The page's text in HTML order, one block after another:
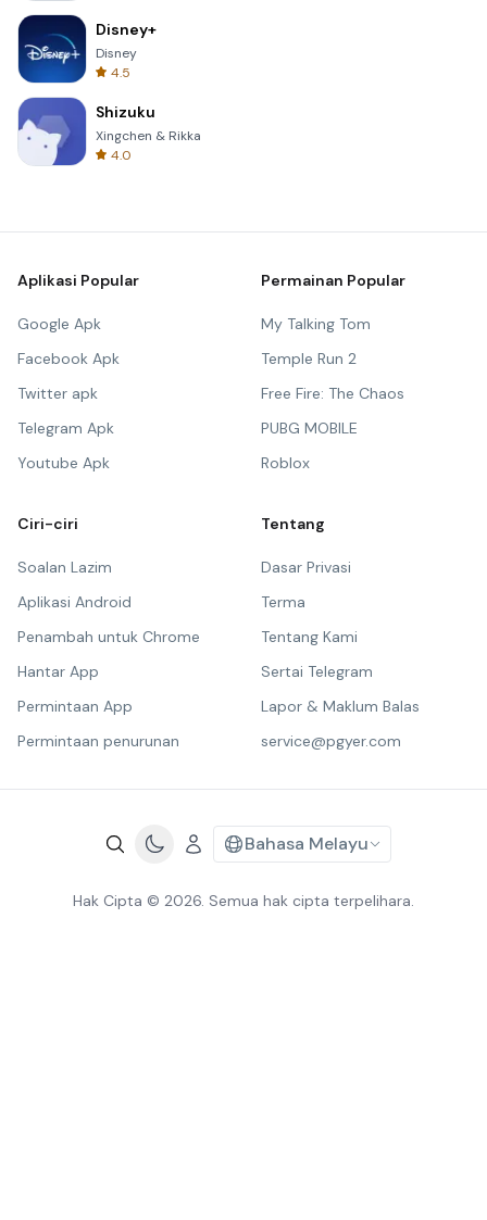
Disney+
Disney
4.5
Shizuku
Xingchen & Rikka
4.0
Aplikasi Popular
Google Apk
Facebook Apk
Twitter apk
Telegram Apk
Youtube Apk
Permainan Popular
My Talking Tom
Temple Run 2
Free Fire: The Chaos
PUBG MOBILE
Roblox
Ciri-ciri
Soalan Lazim
Aplikasi Android
Penambah untuk Chrome
Hantar App
Permintaan App
Permintaan penurunan
Tentang
Dasar Privasi
Terma
Tentang Kami
Sertai Telegram
Lapor & Maklum Balas
service@pgyer.com
Bahasa Melayu
Hak Cipta © 2026. Semua hak cipta terpelihara.